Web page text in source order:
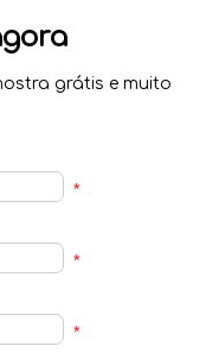
grátis e muito
*
*
*